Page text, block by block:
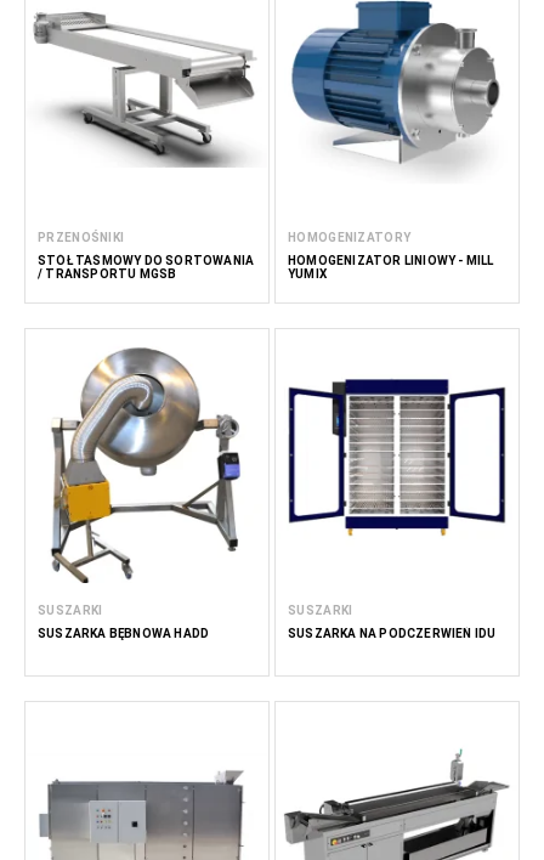
PRZENOŚNIKI
STÓŁ TAŚMOWY DO SORTOWANIA
/ TRANSPORTU MGSB
HOMOGENIZATORY
HOMOGENIZATOR LINIOWY - MILL
YUMIX
SUSZARKI
SUSZARKA BĘBNOWA HADD
SUSZARKI
SUSZARKA NA PODCZERWIEŃ IDU